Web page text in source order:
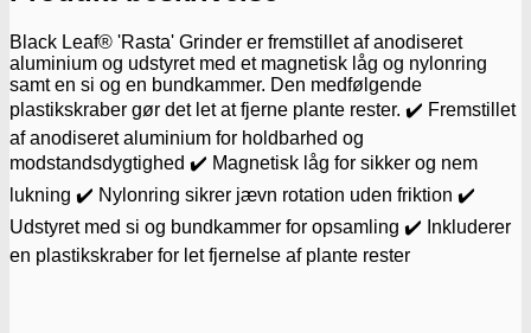
Black Leaf® 'Rasta' Grinder er fremstillet af anodiseret
aluminium og udstyret med et magnetisk låg og nylonring
samt en si og en bundkammer. Den medfølgende
plastikskraber gør det let at fjerne plante rester. ✔️ Fremstillet
af anodiseret aluminium for holdbarhed og
modstandsdygtighed ✔️ Magnetisk låg for sikker og nem
lukning ✔️ Nylonring sikrer jævn rotation uden friktion ✔️
Udstyret med si og bundkammer for opsamling ✔️ Inkluderer
en plastikskraber for let fjernelse af plante rester